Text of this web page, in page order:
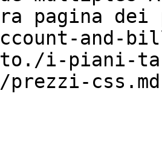
pagina dei
and-
i-
prezzi-